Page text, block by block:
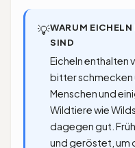
💡WARUM
SIND
Eicheln enthalten
bitter schmecken
Menschen und
Wildtiere wie
dagegen gut.
und geröstet, um